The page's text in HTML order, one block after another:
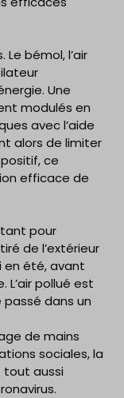
Le bémol, l’air
Une
modulés en
avec l’aide
alors de limiter
ce
efficace de
pour
de l’extérieur
en été, avant
L’air pollué est
dans un
de mains
sociales, la
aussi